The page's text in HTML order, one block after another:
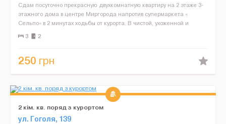
Сдам посуточно прекрасную двухкомнатную квартиру на 2 этаже 3-
этажного дома в центре Миргорода напротив супермаркета «
Сельпо» в 2 минутах ходьбы от курорта. В чистой, ухоженной и
современной квартире 3 раздельных спал...
3 2
250 грн
2 кім. кв. поряд з курортом
ул. Гоголя, 139